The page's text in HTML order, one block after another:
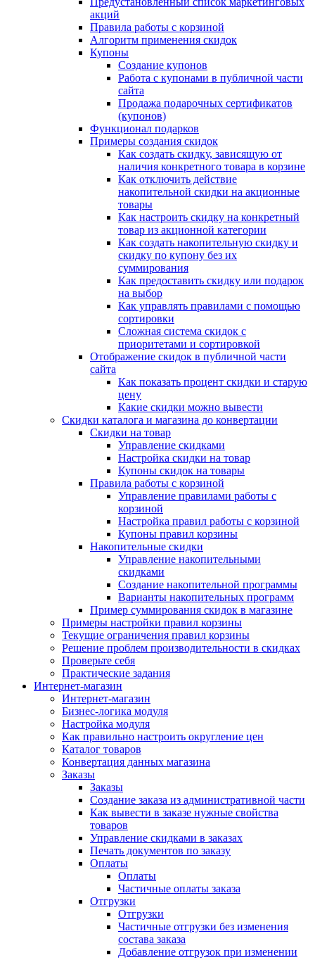
акций
Правила работы с корзиной
Алгоритм применения скидок
Купоны
Создание купонов
Работа с купонами в публичной части
сайта
Продажа подарочных сертификатов
(купонов)
Функционал подарков
Примеры создания скидок
Как создать скидку, зависящую от
наличия конкретного товара в корзине
Как отключить действие
накопительной скидки на акционные
товары
Как настроить скидку на конкретный
товар из акционной категории
Как создать накопительную скидку и
скидку по купону без их
суммирования
Как предоставить скидку или подарок
на выбор
Как управлять правилами с помощью
сортировки
Сложная система скидок с
приоритетами и сортировкой
Отображение скидок в публичной части
сайта
Как показать процент скидки и старую
цену
Какие скидки можно вывести
Скидки каталога и магазина до конвертации
Скидки на товар
Управление скидками
Настройка скидки на товар
Купоны скидок на товары
Правила работы с корзиной
Управление правилами работы с
корзиной
Настройка правил работы с корзиной
Купоны правил корзины
Накопительные скидки
Управление накопительными
скидками
Создание накопительной программы
Варианты накопительных программ
Пример суммирования скидок в магазине
Примеры настройки правил корзины
Текущие ограничения правил корзины
Решение проблем производительности в скидках
Проверьте себя
Практические задания
Интернет-магазин
Интернет-магазин
Бизнес-логика модуля
Настройка модуля
Как правильно настроить округление цен
Каталог товаров
Конвертация данных магазина
Заказы
Заказы
Создание заказа из административной части
Как вывести в заказе нужные свойства
товаров
Управление скидками в заказах
Печать документов по заказу
Оплаты
Оплаты
Частичные оплаты заказа
Отгрузки
Отгрузки
Частичные отгрузки без изменения
состава заказа
Добавление отгрузок при изменении